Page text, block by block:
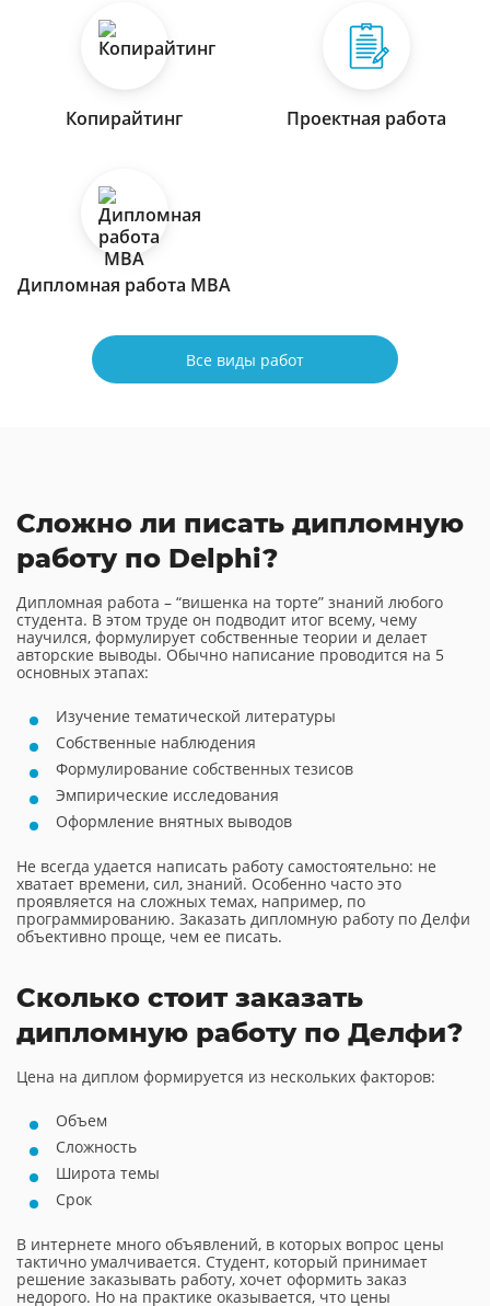
Копирайтинг Проектная работа
Дипломная работа МВА
Все виды работ
Сложно ли писать дипломную
работу по Delphi?
Дипломная работа – “вишенка на торте” знаний любого
студента. В этом труде он подводит итог всему, чему
научился, формулирует собственные теории и делает
авторские выводы. Обычно написание проводится на 5
основных этапах:
Изучение тематической литературы
Собственные наблюдения
Формулирование собственных тезисов
Эмпирические исследования
Оформление внятных выводов
Не всегда удается написать работу самостоятельно: не
хватает времени, сил, знаний. Особенно часто это
проявляется на сложных темах, например, по
программированию. Заказать дипломную работу по Делфи
объективно проще, чем ее писать.
Сколько стоит заказать
дипломную работу по Делфи?
Цена на диплом формируется из нескольких факторов:
Объем
Сложность
Широта темы
Срок
В интернете много объявлений, в которых вопрос цены
тактично умалчивается. Студент, который принимает
решение заказывать работу, хочет оформить заказ
недорого. Но на практике оказывается, что цены